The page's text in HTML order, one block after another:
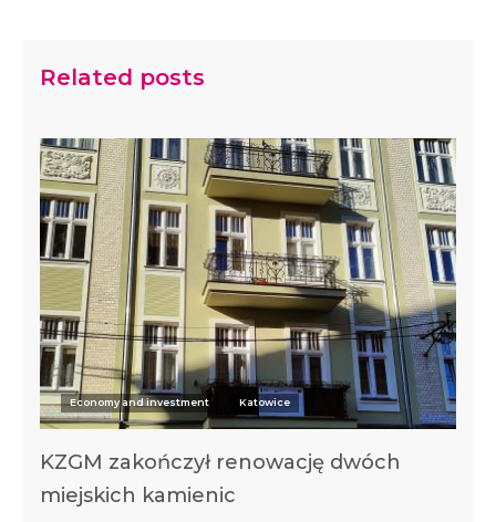
Related posts
Economy and investment Katowice
KZGM zakończył renowację dwóch
miejskich kamienic